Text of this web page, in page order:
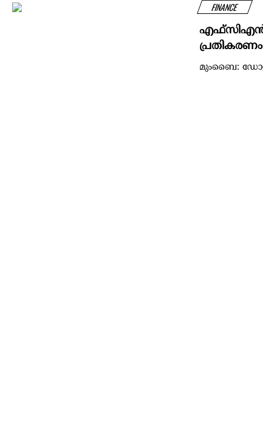
FINANCE
പ്രതികരണം
മുംബൈ: